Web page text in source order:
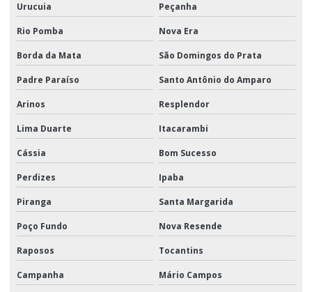
Urucuia Peçanha
Rio Pomba Nova Era
Borda da Mata São Domingos do Prata
Padre Paraíso Santo Antônio do Amparo
Arinos Resplendor
Lima Duarte Itacarambi
Cássia Bom Sucesso
Perdizes Ipaba
Piranga Santa Margarida
Poço Fundo Nova Resende
Raposos Tocantins
Campanha Mário Campos